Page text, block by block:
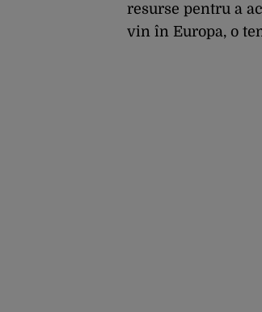
resurse pentru a
vin în Europa, o